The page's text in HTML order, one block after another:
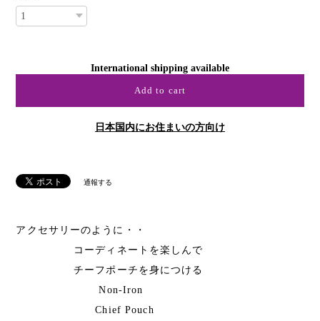
International shipping available
Add to cart
日本国内にお住まいの方向け
通報する
アクセサリーのように・・
コーディネートを楽しんで
チーフポーチを身につける
Non-Iron
Chief Pouch